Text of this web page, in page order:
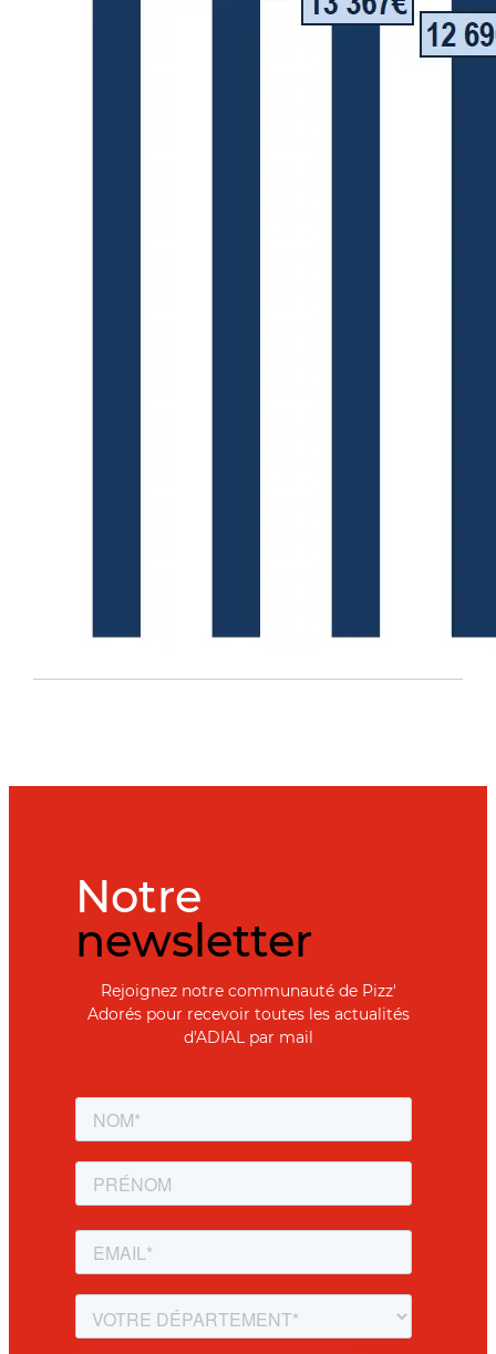
Notre
newsletter
Rejoignez notre communauté de Pizz'
Adorés pour recevoir toutes les actualités
d'ADIAL par mail